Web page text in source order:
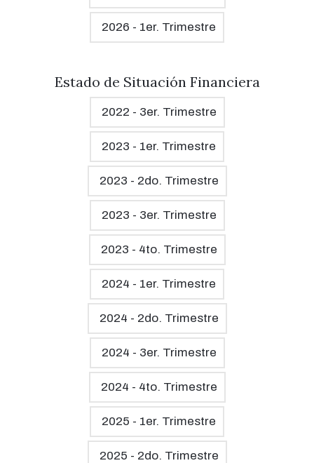
2026 - 1er. Trimestre
Estado de Situación Financiera
2022 - 3er. Trimestre
2023 - 1er. Trimestre
2023 - 2do. Trimestre
2023 - 3er. Trimestre
2023 - 4to. Trimestre
2024 - 1er. Trimestre
2024 - 2do. Trimestre
2024 - 3er. Trimestre
2024 - 4to. Trimestre
2025 - 1er. Trimestre
2025 - 2do. Trimestre